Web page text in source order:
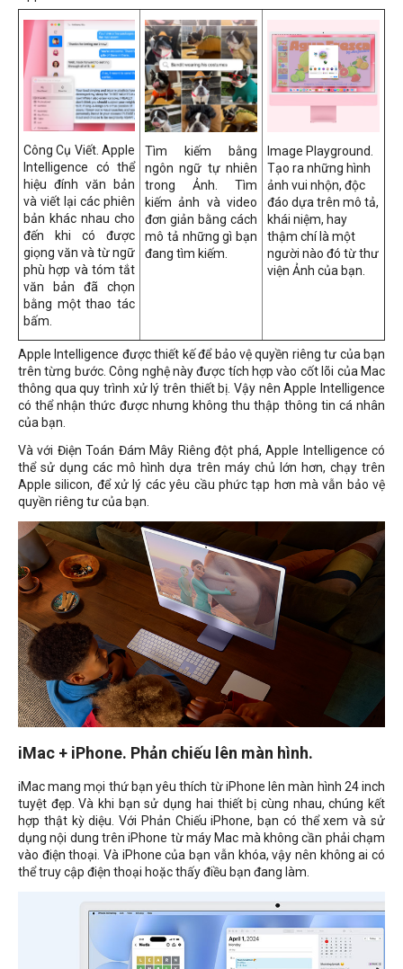
Công Cụ Viết. Apple
Intelligence có thể
hiệu đính văn bản
và viết lại các phiên
bản khác nhau cho
đến khi có được
giọng văn và từ ngữ
phù hợp và tóm tắt
văn bản đã chọn
bằng một thao tác
bấm.
Tìm kiếm bằng
ngôn ngữ tự nhiên
trong Ảnh. Tìm
kiếm ảnh và video
đơn giản bằng cách
mô tả những gì bạn
đang tìm kiếm.
Image Playground.
Tạo ra những hình
ảnh vui nhộn, độc
đáo dựa trên mô tả,
khái niệm, hay
thậm chí là một
người nào đó từ thư
viện Ảnh của bạn.
Apple Intelligence được thiết kế để bảo vệ quyền riêng tư của bạn
trên từng bước. Công nghệ này được tích hợp vào cốt lõi của Mac
thông qua quy trình xử lý trên thiết bị. Vậy nên Apple Intelligence
có thể nhận thức được nhưng không thu thập thông tin cá nhân
của bạn.
Và với Điện Toán Đám Mây Riêng đột phá, Apple Intelligence có
thể sử dụng các mô hình dựa trên máy chủ lớn hơn, chạy trên
Apple silicon, để xử lý các yêu cầu phức tạp hơn mà vẫn bảo vệ
quyền riêng tư của bạn.
iMac + iPhone. Phản chiếu lên màn hình.
iMac mang mọi thứ bạn yêu thích từ iPhone lên màn hình 24 inch
tuyệt đẹp. Và khi bạn sử dụng hai thiết bị cùng nhau, chúng kết
hợp thật kỳ diệu. Với Phản Chiếu iPhone, bạn có thể xem và sử
dụng nội dung trên iPhone từ máy Mac mà không cần phải chạm
vào điện thoại. Và iPhone của bạn vẫn khóa, vậy nên không ai có
thể truy cập điện thoại hoặc thấy điều bạn đang làm.